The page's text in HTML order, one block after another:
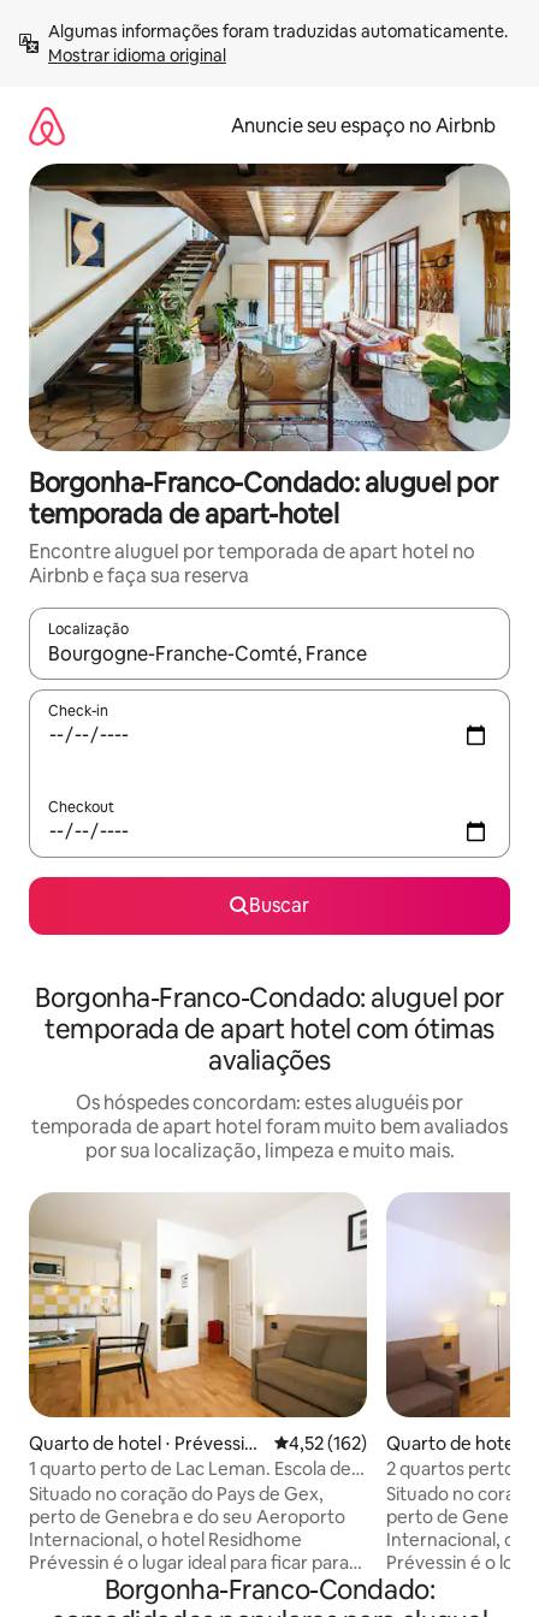
para
Mostrar idioma original
Anuncie seu espaço no Airbnb
Borgonha-Franco-Condado: aluguel por
temporada de apart-hotel
Encontre aluguel por temporada de apart hotel no
Airbnb e faça sua reserva
Localização
Quando os resultados estiverem disponíveis, explore-os
Check-in
Checkout
Buscar
Borgonha-Franco-Condado: aluguel por
temporada de apart hotel com ótimas
avaliações
Os hóspedes concordam: estes aluguéis por
temporada de apart hotel foram muito bem avaliados
por sua localização, limpeza e muito mais.
Quarto de hotel ⋅ Prévessin-
Moëns
4,52 de uma avaliação média de
4,52 (162)
1 quarto perto de Lac Leman. Escola de
Verão Ideal CERN
Situado no coração do Pays de Gex,
perto de Genebra e do seu Aeroporto
Internacional, o hotel Residhome
Prévessin é o lugar ideal para ficar para
executivos em uma missão profissional
ou famílias em férias... Os funcionários
Quarto de hotel ⋅
Moëns
2 quartos perto
Verão Ideal CERN
Situado no
perto de
Internacional, o
Prévessin é o
em missão
férias... Os
Borgonha-Franco-Condado: